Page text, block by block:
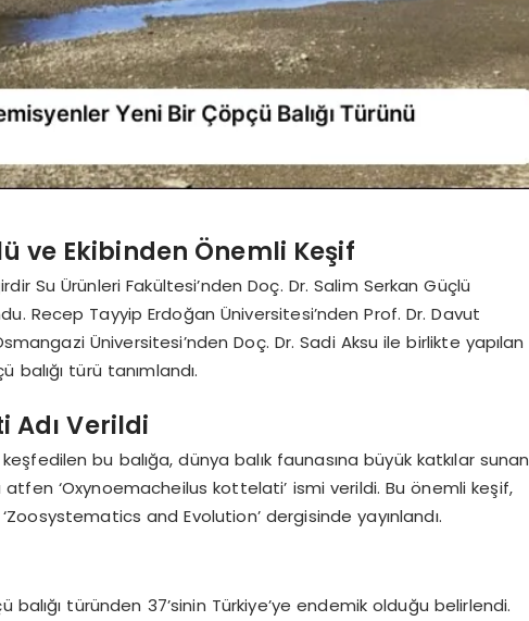
ve Ekibinden Önemli Keşif
Su Ürünleri Fakültesi’nden Doç. Dr. Salim Serkan Güçlü
Recep Tayyip Erdoğan Üniversitesi’nden Prof. Dr. Davut
Üniversitesi’nden Doç. Dr. Sadi Aksu ile birlikte yapılan
türü tanımlandı.
Adı Verildi
bu balığa, dünya balık faunasına büyük katkılar sunan
atfen ‘Oxynoemacheilus kottelati’ ismi verildi. Bu önemli keşif,
and Evolution’ dergisinde yayınlandı.
türünden 37’sinin Türkiye’ye endemik olduğu belirlendi.